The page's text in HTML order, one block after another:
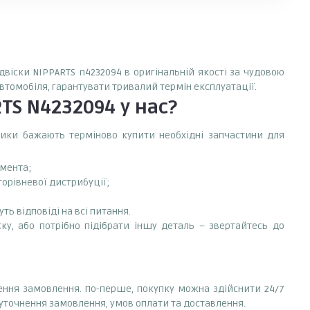
NIPPARTS n4232094 в оригінальній якості за чудовою
гарантувати тривалий термін експлуатації.
N4232094 у нас?
бажають терміново купити необхідні запчастини для
дистрибуції;
відповіді на всі питання.
або потрібно підібрати іншу деталь – звертайтесь до
замовлення. По-перше, покупку можна здійснити 24/7
замовлення, умов оплати та доставлення.